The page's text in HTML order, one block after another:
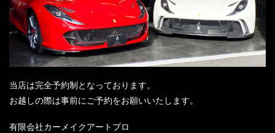
当店は完全予約制となっております。
お越しの際は事前にご予約をお願いいたします。
有限会社カーメイクアートプロ